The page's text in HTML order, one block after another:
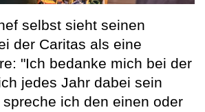
selbst sieht seinen
der Caritas als eine
"Ich bedanke mich bei der
jedes Jahr dabei sein
ich den einen oder